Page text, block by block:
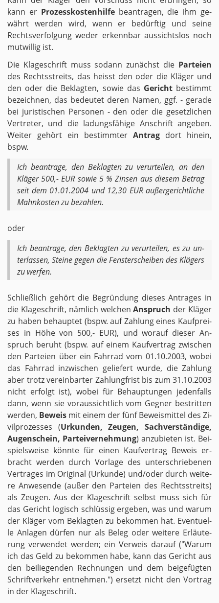
kann er Pro­zess­kos­ten­hil­febe­an­tra­gen, die ihm ge­
währt wer­den wird, wenn er be­dürf­tig und seine
Rechts­ver­fol­gung weder er­kenn­bar aus­sichts­los noch
mut­wil­lig ist.
Die Kla­ge­schrift muss so­dann zu­nächst die Par­tei­en
des Rechts­streits, das heisst den oder die Klä­ger und
den oder die Be­klag­ten, sowie das Ge­richtbe­stimmt
be­zeich­nen, das be­deu­tet deren Namen, ggf. - ge­ra­de
bei ju­ris­ti­schen Per­so­nen - den oder die ge­setz­li­chen
Ver­tre­ter, und die la­dungs­fä­hi­ge An­schrift an­ge­ben.
Wei­ter ge­hört ein be­stimm­ter An­trag dort hin­ein,
bspw.
Ich be­an­tra­ge, den Be­klag­ten zu ver­ur­tei­len, an den
Klä­ger 500,- EUR sowie 5 % Zin­sen aus die­sem Be­trag
seit dem 01.01.2004 und 12,30 EUR au­ßer­ge­richt­li­che
Mahn­kos­ten zu be­zah­len.
oder
Ich be­an­tra­ge, den Be­klag­ten zu ver­ur­tei­len, es zu un­
ter­las­sen, Stei­ne gegen die Fens­ter­schei­ben des Klä­gers
zu wer­fen.
Schließ­lich ge­hört die Be­grün­dung die­ses An­tra­ges in
die Kla­ge­schrift, näm­lich wel­chenAn­spruch der Klä­ger
zu haben be­haup­tet (bspw. auf Zah­lung eines Kauf­prei­
ses in Höhe von 500,- EUR), und wor­auf die­ser An­
spruch be­ruht (bspw. auf einem Kauf­ver­trag zwi­schen
den Par­tei­en über ein Fahr­rad vom 01.10.2003, wobei
das Fahr­rad in­zwi­schen ge­lie­fert wurde, die Zah­lung
aber trotz ver­ein­bar­ter Zah­lung­frist bis zum 31.10.2003
nicht er­folgt ist), wobei für Be­haup­tun­gen je­den­falls
dann, wenn sie vor­aus­sicht­lich vom Geg­ner be­strit­ten
wer­den, Be­weis mit einem der fünf Be­weis­mit­tel des Zi­
vil­pro­zes­ses (Ur­kun­den, Zeu­gen, Sach­ver­stän­di­ge,
Au­gen­schein, Par­tei­ver­neh­mung) an­zu­bie­ten ist. Bei­
spiels­wei­se könn­te für einen Kauf­ver­trag Be­weis er­
bracht wer­den durch Vor­la­ge des un­ter­schrie­be­nen
Ver­tra­ges im Ori­gi­nal (Ur­kun­de) und/oder durch wei­te­
re An­we­sen­de (außer den Par­tei­en des Rechts­streits)
als Zeu­gen. Aus der Kla­ge­schrift selbst muss sich für
das Ge­richt lo­gisch schlüs­sig er­ge­ben, was und warum
der Klä­ger vom Be­klag­ten zu be­kom­men hat. Even­tu­el­
le An­la­gen dür­fen nur als Beleg oder wei­te­re Er­läu­te­
rung ver­wen­det wer­den; ein Ver­weis dar­auf ("Warum
ich das Geld zu be­kom­men habe, kann das Ge­richt aus
den bei­lie­gen­den Rech­nun­gen und dem bei­ge­füg­ten
Schrift­ver­kehr ent­neh­men.") er­setzt nicht den Vor­trag
in der Kla­ge­schrift.